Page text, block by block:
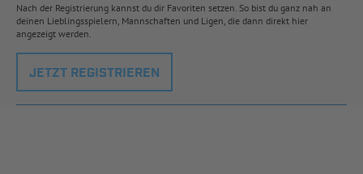
Nach der Registrierung kannst du dir Favoriten setzen. So bist du ganz nah an
deinen Lieblingsspielern, Mannschaften und Ligen, die dann direkt hier
angezeigt werden.
JETZT REGISTRIEREN